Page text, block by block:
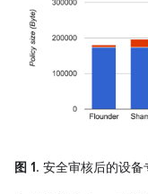
图 1. 安全审核后的设备